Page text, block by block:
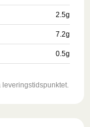
2.5g
7.2g
0.5g